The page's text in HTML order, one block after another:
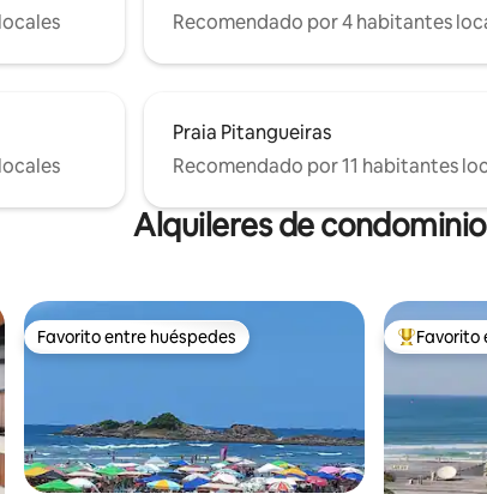
Recomendado por 4 habitantes
Praia Pitangueiras
Recomendado por 11 habitantes
Alquileres de
Favorito entre huéspedes
Favorito entre huéspedes De los
Favorito